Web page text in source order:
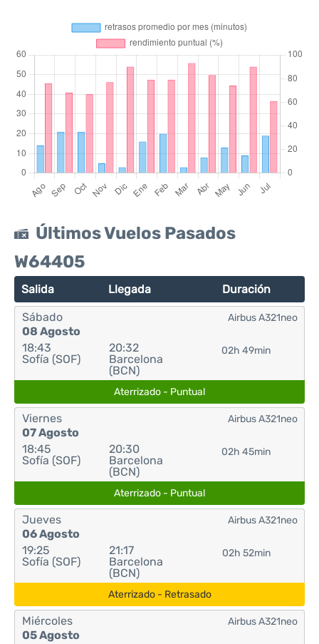
Últimos Vuelos Pasados
W64405
Salida Llegada Duración
Sábado
08 Agosto
18:43
Sofía (SOF)
20:32
Barcelona
(BCN)
02h 49min
Airbus A321neo
Aterrizado - Puntual
Viernes
07 Agosto
18:45
Sofía (SOF)
20:30
Barcelona
(BCN)
02h 45min
Airbus A321neo
Aterrizado - Puntual
Jueves
06 Agosto
19:25
Sofía (SOF)
21:17
Barcelona
(BCN)
02h 52min
Airbus A321neo
Aterrizado - Retrasado
Miércoles
05 Agosto
Airbus A321neo